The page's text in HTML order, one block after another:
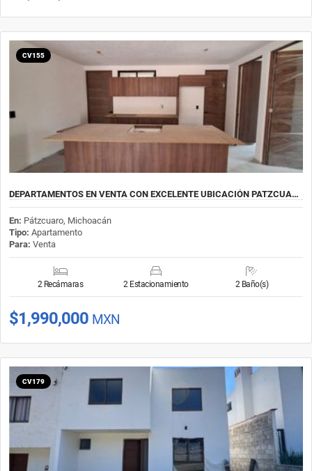
CV155
DEPARTAMENTOS EN VENTA CON EXCELENTE UBICACIÓN PATZCUA…
En: Pátzcuaro, Michoacán
Tipo: Apartamento
Para: Venta
2 Recámaras 2 Estacionamiento 2 Baño(s)
$1,990,000 MXN
CV179